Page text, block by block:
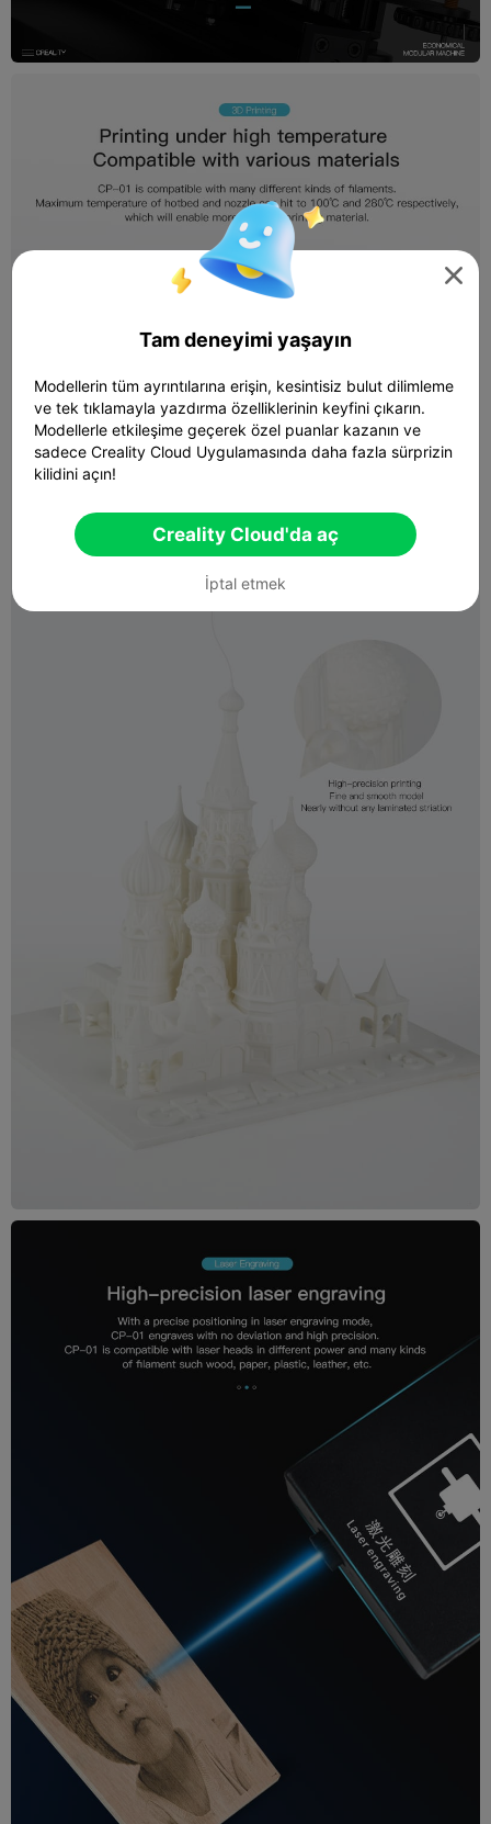

Tam deneyimi yaşayın
Modellerin tüm ayrıntılarına erişin, kesintisiz bulut dilimleme
ve tek tıklamayla yazdırma özelliklerinin keyfini çıkarın.
Modellerle etkileşime geçerek özel puanlar kazanın ve
sadece Creality Cloud Uygulamasında daha fazla sürprizin
kilidini açın!
Creality Cloud'da aç
İptal etmek